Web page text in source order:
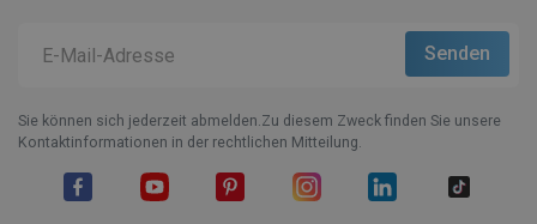
Sie können sich jederzeit abmelden.Zu diesem Zweck finden Sie unsere
Kontaktinformationen in der rechtlichen Mitteilung.